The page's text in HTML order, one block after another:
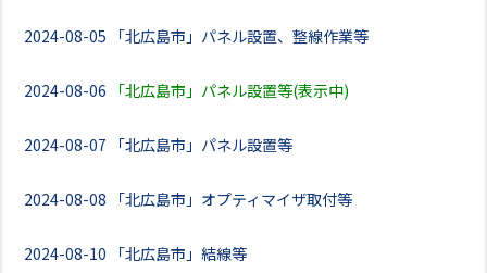
2024-08-05 「北広島市」パネル設置、整線作業等
2024-08-06 「北広島市」パネル設置等(表示中)
2024-08-07 「北広島市」パネル設置等
2024-08-08 「北広島市」オプティマイザ取付等
2024-08-10 「北広島市」結線等